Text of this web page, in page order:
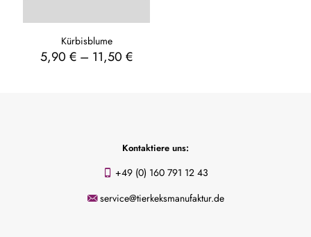
Kürbisblume
5,90€ – 11,50€
Kontaktiere uns:
+49 (0) 160 791 12 43
service@tierkeksmanufaktur.de